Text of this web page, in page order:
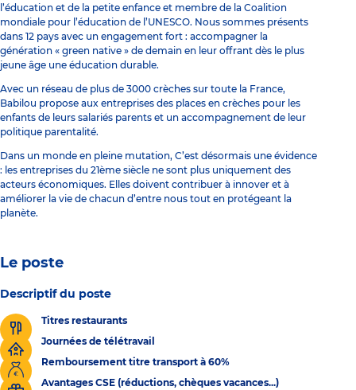
l’éducation et de la petite enfance et membre de la Coalition
mondiale pour l’éducation de l’UNESCO. Nous sommes présents
dans 12 pays avec un engagement fort : accompagner la
génération « green native » de demain en leur offrant dès le plus
jeune âge une éducation durable.
Avec un réseau de plus de 3000 crèches sur toute la France,
Babilou propose aux entreprises des places en crèches pour les
enfants de leurs salariés parents et un accompagnement de leur
politique parentalité.
Dans un monde en pleine mutation, C’est désormais une évidence
: les entreprises du 21ème siècle ne sont plus uniquement des
acteurs économiques. Elles doivent contribuer à innover et à
améliorer la vie de chacun d’entre nous tout en protégeant la
planète.
Le poste
Descriptif du poste
Titres restaurants
Journées de télétravail
Remboursement titre transport à 60%
Avantages CSE (réductions, chèques vacances...)